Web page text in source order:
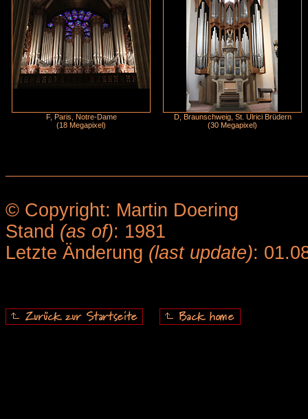
F, Paris, Notre-Dame
(18 Megapixel)
D, Braunschweig, St. Ulrici Brüdern
(30 Megapixel)
© Copyright: Martin Doering
Stand (as of): 1981
Letzte Änderung (last update):